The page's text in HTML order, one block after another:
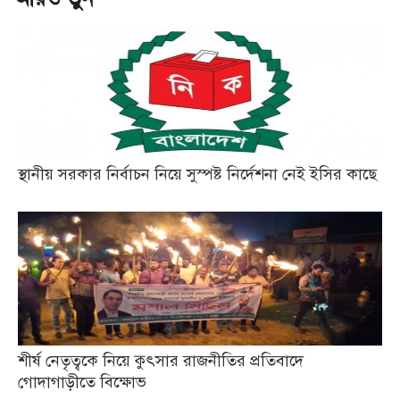
স্থানীয় সরকার নির্বাচন নিয়ে সুস্পষ্ট নির্দেশনা নেই ইসির কাছে
শীর্ষ নেতৃত্বকে নিয়ে কুৎসার রাজনীতির প্রতিবাদে
গোদাগাড়ীতে বিক্ষোভ